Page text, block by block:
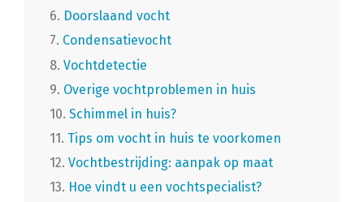
6. Doorslaand vocht
7. Condensatievocht
8. Vochtdetectie
9. Overige vochtproblemen in huis
10. Schimmel in huis?
11. Tips om vocht in huis te voorkomen
12. Vochtbestrijding: aanpak op maat
13. Hoe vindt u een vochtspecialist?